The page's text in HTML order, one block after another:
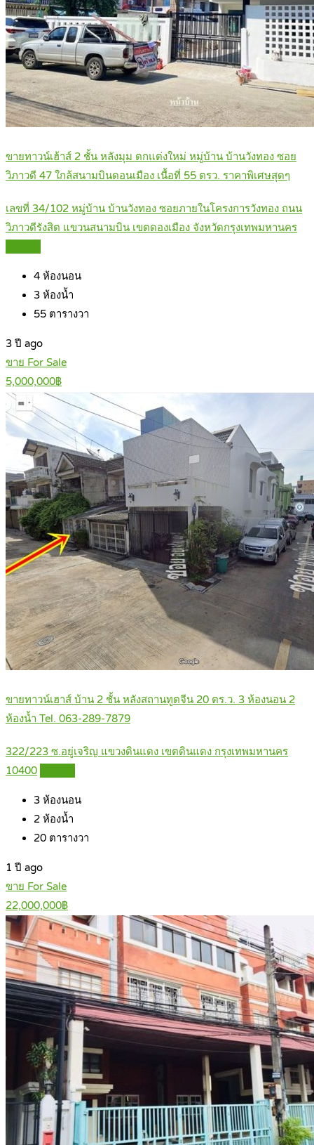
ขายทาวน์เฮ้าส์ 2 ชั้น หลังมุม ตกแต่งใหม่ หมู่บ้าน บ้านวังทอง ซอย
วิภาวดี 47 ใกล้สนามบินดอนเมือง เนื้อที่ 55 ตรว. ราคาพิเศษสุดๆ
เลขที่ 34/102 หมู่บ้าน บ้านวังทอง ซอยภายในโครงการวังทอง ถนน
วิภาวดีรังสิต แขวนสนามบิน เขตดองเมือง จังหวัดกรุงเทพมหานคร
4 ห้องนอน
3 ห้องน้ำ
55 ตารางวา
3 ปี ago
ขาย For Sale
5,000,000฿
ขายทาวน์เฮาส์ บ้าน 2 ชั้น หลังสถานทูตจีน 20 ตร.ว. 3 ห้องนอน 2
ห้องน้ำ Tel. 063-289-7879
322/223 ซ.อยู่เจริญ แขวงดินแดง เขตดินแดง กรุงเทพมหานคร
10400
3 ห้องนอน
2 ห้องน้ำ
20 ตารางวา
1 ปี ago
ขาย For Sale
22,000,000฿